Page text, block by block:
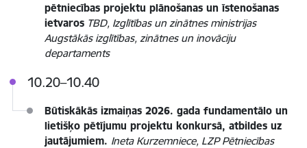
pētniecības projektu plānošanas un īstenošanas
ietvaros TBD, Izglītības un zinātnes ministrijas
Augstākās izglītības, zinātnes un inovāciju
departaments
10.20–10.40
Būtiskākās izmaiņas 2026. gada fundamentālo un
lietišķo pētījumu projektu konkursā, atbildes uz
jautājumiem. Ineta Kurzemniece, LZP Pētniecības